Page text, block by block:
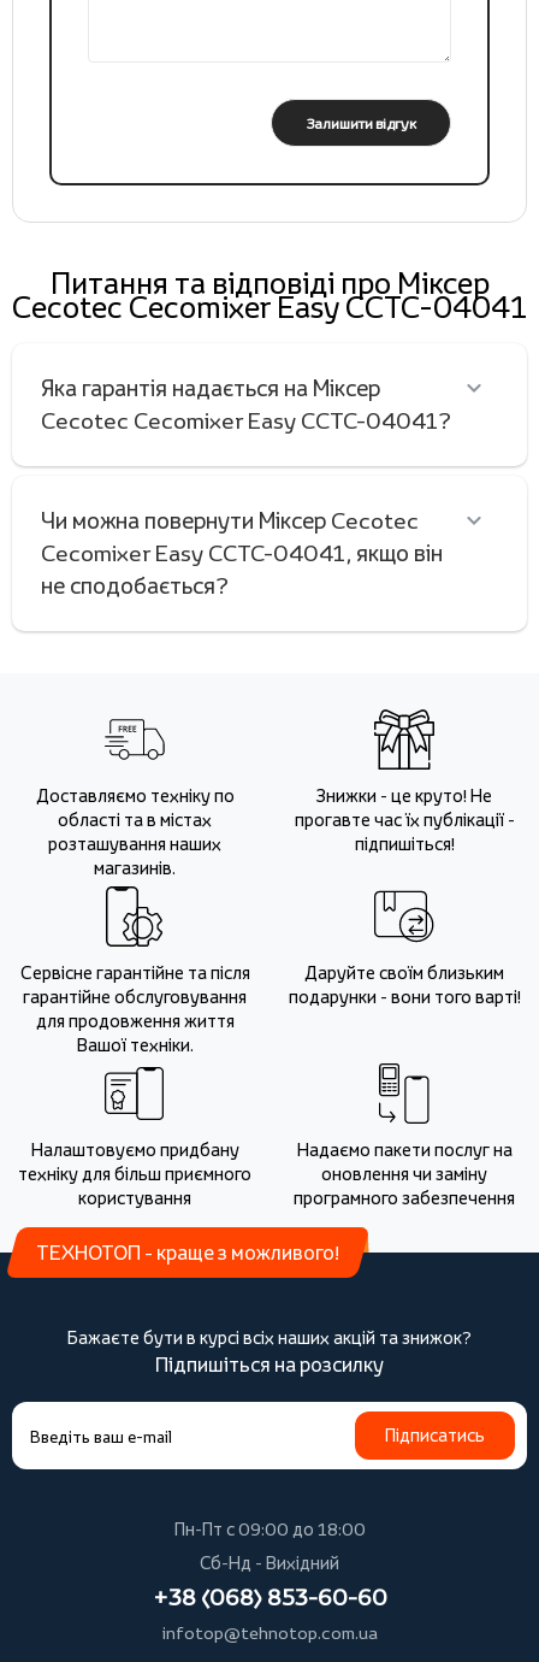
Залишити відгук
Питання та відповіді про Міксер
Cecotec Cecomixer Easy CCTC-04041
Яка гарантія надається на Міксер
Cecotec Cecomixer Easy CCTC-04041?
Чи можна повернути Міксер Cecotec
Cecomixer Easy CCTC-04041, якщо він
не сподобається?
Доставляємо техніку по
області та в містах
розташування наших
магазинів.
Знижки - це круто! Не
прогавте час їх публікації -
підпишіться!
Сервісне гарантійне та після
гарантійне обслуговування
для продовження життя
Вашої техніки.
Даруйте своїм близьким
подарунки - вони того варті!
Налаштовуємо придбану
техніку для більш приємного
користування
Надаємо пакети послуг на
оновлення чи заміну
програмного забезпечення
ТЕХНОТОП - краще з можливого!
Бажаєте бути в курсі всіх наших акцій та знижок?
Підпишіться на розсилку
Підписатись
Пн-Пт с 09:00 до 18:00
Сб-Нд - Вихідний
+38 (068) 853-60-60
infotop@tehnotop.com.ua